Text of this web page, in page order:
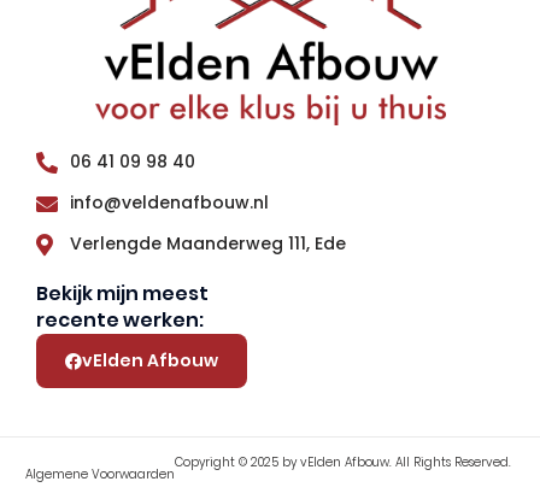
06 41 09 98 40
info@veldenafbouw.nl
Verlengde Maanderweg 111, Ede
Bekijk mijn meest
recente werken:
vElden Afbouw
Algemene Voorwaarden
Copyright © 2025 by vElden Afbouw. All Rights Reserved.